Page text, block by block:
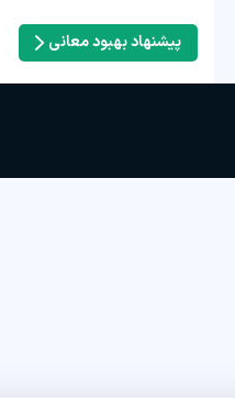
پیشنهاد بهبود معانی